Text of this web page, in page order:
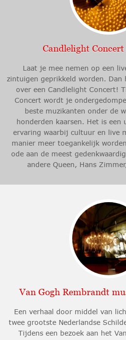
Candlelight
Laat je mee nemen op een
zintuigen geprikkeld worden.
over een Candlelight Concert!
Concert wordt je
beste muzikanten onder de
honderden kaarsen. Het is een
ervaring waarbij cultuur en live
manier meer toegankelijk
ode aan de meest
andere Queen, Hans
Van Gogh Rembrandt
Een verhaal door middel van
twee grootste Nederlandse
Tijdens een bezoek aan het